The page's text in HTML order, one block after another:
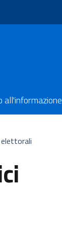
all'informazione